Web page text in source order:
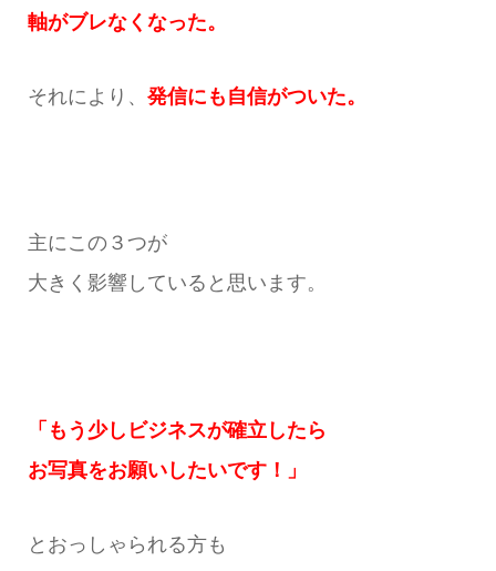
軸がブレなくなった。
それにより、 発信にも自信がついた。
主にこの３つが
大きく影響していると思います。
「もう少しビジネスが確立したら
お写真をお願いしたいです！」
とおっしゃられる方も